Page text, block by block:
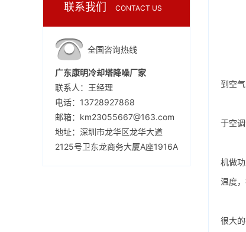
联系我们 CONTACT US
全国咨询热线
广东康明冷却塔降噪厂家
联系人：王经理
电话：13728927868
邮箱：km23055667@163.com
地址：深圳市龙华区龙华大道
2125号卫东龙商务大厦A座1916A
到空
于空
机做
温度
很大